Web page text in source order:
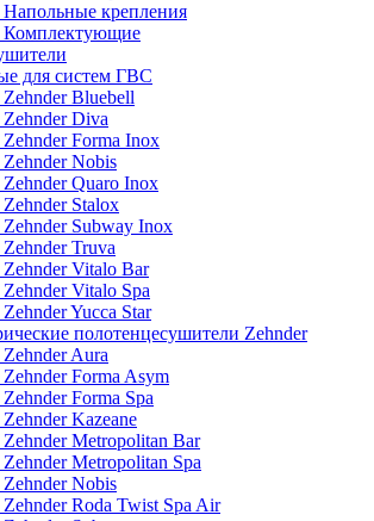
Напольные крепления
Комплектующие
для систем ГВС
Zehnder Bluebell
Zehnder Diva
Zehnder Forma Inox
Zehnder Nobis
Zehnder Quaro Inox
Zehnder Stalox
Zehnder Subway Inox
Zehnder Truva
Zehnder Vitalo Bar
Zehnder Vitalo Spa
Yucca Star
полотенцесушители Zehnder
Zehnder Aura
Zehnder Forma Asym
Forma Spa
Zehnder Kazeane
Zehnder Metropolitan Bar
Zehnder Metropolitan Spa
Zehnder Nobis
Zehnder Roda Twist Spa Air